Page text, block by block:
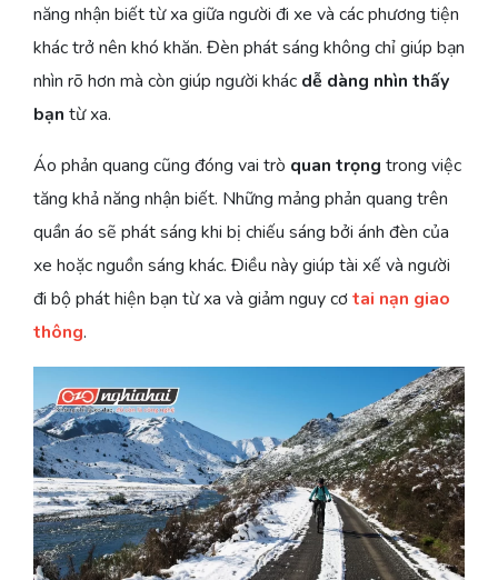
năng nhận biết từ xa giữa người đi xe và các phương tiện
khác trở nên khó khăn. Đèn phát sáng không chỉ giúp bạn
nhìn rõ hơn mà còn giúp người khác dễ dàng nhìn thấy
bạn từ xa.
Áo phản quang cũng đóng vai trò quan trọng trong việc
tăng khả năng nhận biết. Những mảng phản quang trên
quần áo sẽ phát sáng khi bị chiếu sáng bởi ánh đèn của
xe hoặc nguồn sáng khác. Điều này giúp tài xế và người
đi bộ phát hiện bạn từ xa và giảm nguy cơtai nạn giao
thông.